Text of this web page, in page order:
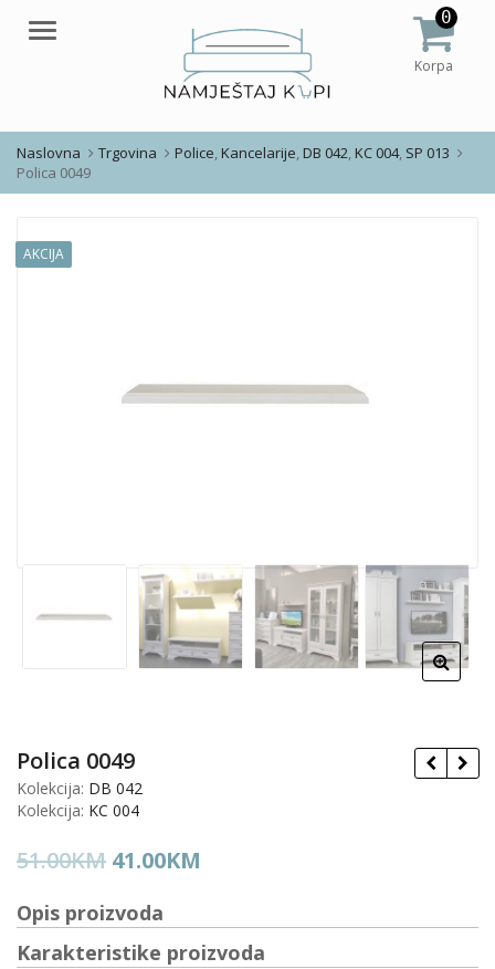
Meni
0
Korpa
Naslovna Trgovina Police,Kancelarije,DB 042,KC 004, SP 013
Polica 0049
AKCIJA
Polica 0049
Kolekcija: DB 042
Kolekcija: KC 004
51.00KM Original
was:
51.00KM.
41.00KM
is:
41.00KM.
Opis proizvoda
Karakteristike proizvoda